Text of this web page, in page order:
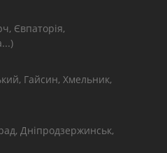
Євпаторія,
Гайсин, Хмельник,
Дніпродзержинськ,